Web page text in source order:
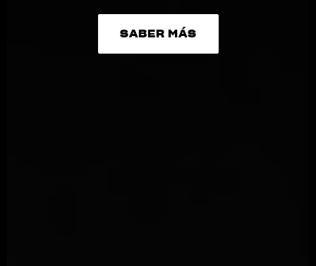
SABER MÁS